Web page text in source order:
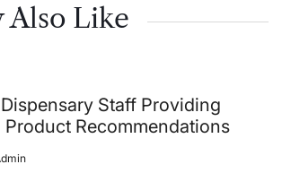
Also Like
Staff Providing
Product Recommendations